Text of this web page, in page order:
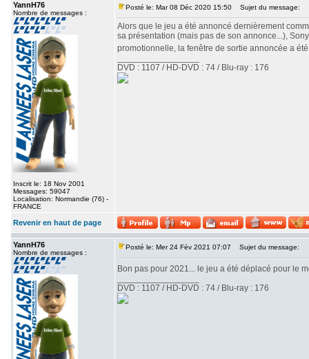
YannH76
Nombre de messages :
Inscrit le: 18 Nov 2001
Messages: 59047
Localisation: Normandie (76) -
FRANCE
Posté le: Mar 08 Déc 2020 15:50 Sujet du message:
Alors que le jeu a été annoncé dernièrement
sa présentation (mais pas de son annonce...),
promotionnelle, la fenêtre de sortie annoncée a
DVD : 1107 / HD-DVD : 74 / Blu-ray : 176
Revenir en haut de page
YannH76
Nombre de messages :
Posté le: Mer 24 Fév 2021 07:07 Sujet du message:
Bon pas pour 2021... le jeu a été déplacé pour le
DVD : 1107 / HD-DVD : 74 / Blu-ray : 176